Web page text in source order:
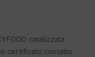
catalizzata
certificato contatto